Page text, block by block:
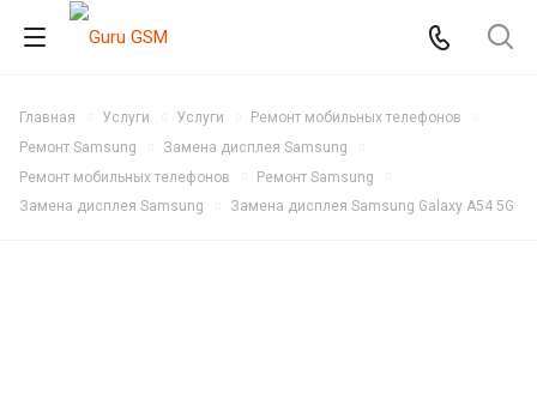
Главная Услуги Услуги
Ремонт мобильных телефонов
Ремонт Samsung
Замена дисплея Samsung
Ремонт мобильных телефонов
Ремонт Samsung
Замена дисплея Samsung
Замена дисплея Samsung Galaxy A54 5G